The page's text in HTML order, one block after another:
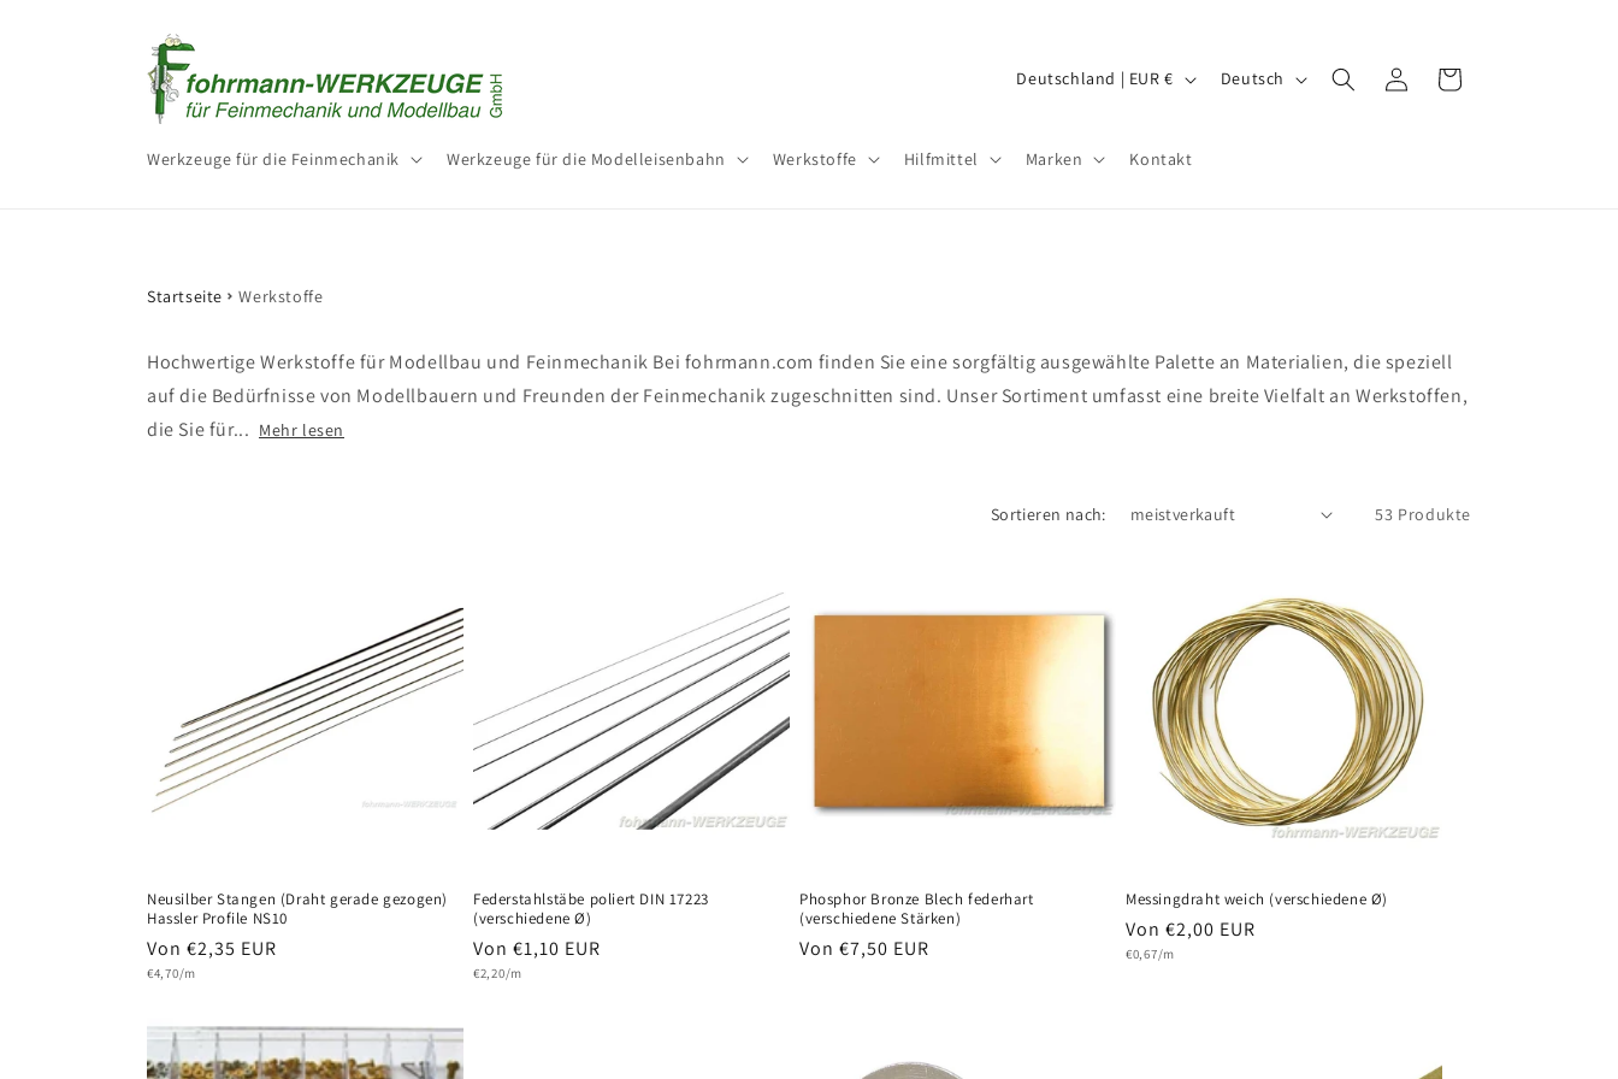
Werkzeuge für die Feinmechanik Werkzeuge für die Modelleisenbahn Werkstoffe Hilfmittel Marken Kontakt
n
i
o
Deutschland | EUR € Deutsch EinloggenWarenkorb
Startseite Werkstoffe
Hochwertige Werkstoffe für Modellbau und Feinmechanik Bei fohrmann.com finden Sie eine sorgfältig ausgewählte Palette an Materialien, die speziell
auf die Bedürfnisse von Modellbauern und Freunden der Feinmechanik zugeschnitten sind. Unser Sortiment umfasst eine breite Vielfalt an Werkstoffen,
die Sie für... Mehr lesen
Sortieren nach: 53 Produkte
Neusilber Stangen (Draht gerade gezogen)
Hassler Profile NS10
Normaler
Preis
Von €2,35 EUR
Grundpreis
€4,70/m
Federstahlstäbe poliert DIN 17223
(verschiedene Ø)
Normaler
Preis
Von €1,10 EUR
Grundpreis
€2,20/m
Phosphor Bronze Blech federhart
(verschiedene Stärken)
Normaler
Von €7,50 EUR
Messingdraht weich (verschiedene Ø)
Normaler
Preis
Von €2,00 EUR
Grundpreis
€0,67/m